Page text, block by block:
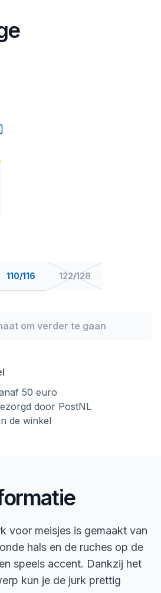
110/116 122/128
om verder te gaan
50 euro
door PostNL
de winkel
voor meisjes is gemaakt van
hals en de ruches op de
speels accent. Dankzij het
kun je de jurk prettig